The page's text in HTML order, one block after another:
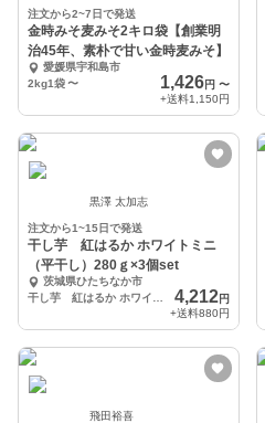
注文から2~7日で発送
金時みそ麦みそ2キロ袋【創業明
治45年、素朴で甘い金時麦みそ】
愛媛県宇和島市
2kg1袋〜 1,426円 〜
+送料1,150円
黒澤 太加志
注文から1~15日で発送
干し芋 紅はるか ホワイトミニ
（平干し）280ｇ×3個set
茨城県ひたちなか市
4,212円
+送料880円
飛田裕喜